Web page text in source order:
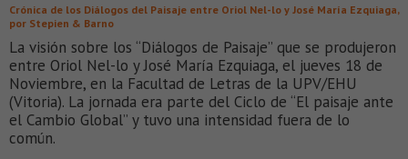
Crónica de los Diálogos del Paisaje entre Oriol Nel-lo y José María Ezquiaga,
por Stepien & Barno
La visión sobre los “Diálogos de Paisaje” que se produjeron
entre Oriol Nel-lo y José María Ezquiaga, el jueves 18 de
Noviembre, en la Facultad de Letras de la UPV/EHU
(Vitoria). La jornada era parte del Ciclo de “El paisaje ante
el Cambio Global” y tuvo una intensidad fuera de lo
común.